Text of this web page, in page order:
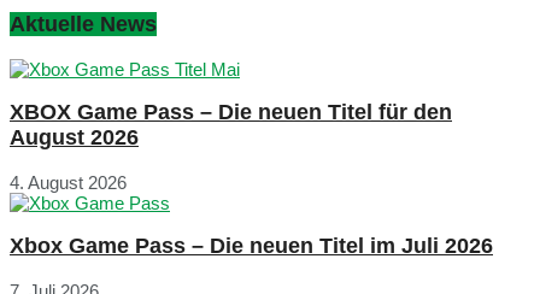
Aktuelle News
XBOX Game Pass – Die neuen Titel für den
August 2026
4. August 2026
Xbox Game Pass – Die neuen Titel im Juli 2026